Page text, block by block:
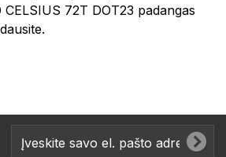
CELSIUS 72T DOT23 padangas